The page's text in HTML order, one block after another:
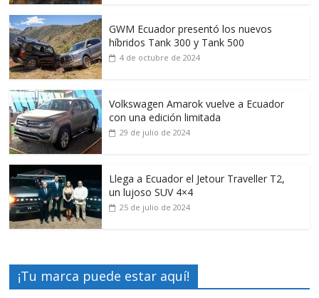
GWM Ecuador presentó los nuevos
híbridos Tank 300 y Tank 500
4 de octubre de 2024
Volkswagen Amarok vuelve a Ecuador
con una edición limitada
29 de julio de 2024
Llega a Ecuador el Jetour Traveller T2,
un lujoso SUV 4×4
25 de julio de 2024
¡Tu marca puede estar aquí!